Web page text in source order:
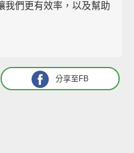
我們更有效率，以及幫助
分享至FB